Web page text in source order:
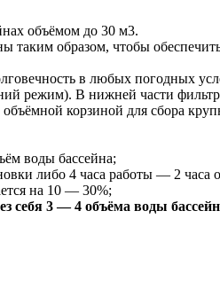
объёмом до 30 м3.
образом, чтобы
в любых погодных
режим). В нижней части
корзиной для сбора
воды бассейна;
либо 4 часа работы — 2 часа
на 10 — 30%;
себя 3 — 4 объёма воды